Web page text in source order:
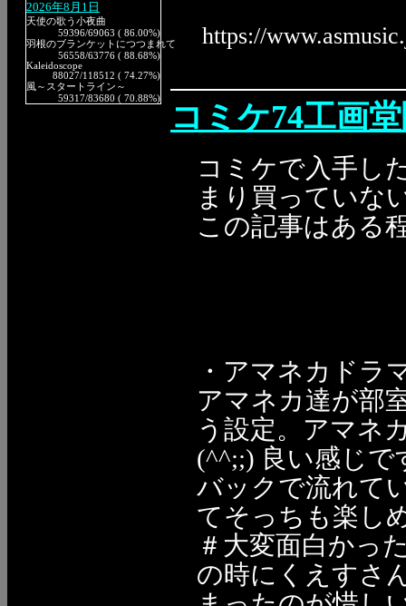
2026年8月1日
天使の歌う小夜曲
59396/69063 ( 86.00%)
羽根のブランケットにつつまれて
56558/63776 ( 88.68%)
Kaleidoscope
88027/118512 ( 74.27%)
風～スタートライン～
59317/83680 ( 70.88%)
https://
コミケ74工画
コミケで入手し
まり買っていな
この記事はある
・アマネカドラ
アマネカ達が部
う設定。アマネ
(^^;;) 良い感じ
バックで流れて
てそっちも楽し
＃大変面白かっ
の時にくえすさ